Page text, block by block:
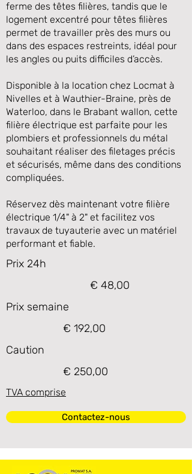
Précédente Suivante
ferme des têtes filières, tandis que le
logement excentré pour têtes filières
permet de travailler près des murs ou
dans des espaces restreints, idéal pour
les angles ou puits difficiles d’accès.
Disponible à la location chez Locmat à
Nivelles et à Wauthier-Braine, près de
Waterloo, dans le Brabant wallon, cette
filière électrique est parfaite pour les
plombiers et professionnels du métal
souhaitant réaliser des filetages précis
et sécurisés, même dans des conditions
compliquées.
Réservez dès maintenant votre filière
électrique 1/4" à 2" et facilitez vos
travaux de tuyauterie avec un matériel
performant et fiable.
Prix 24h
€ 48,00
Prix semaine
€ 192,00
Caution
€ 250,00
TVA comprise
Contactez-nous